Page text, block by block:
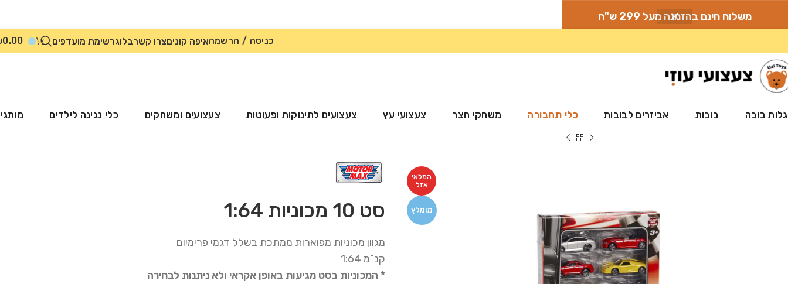
משלוח חינם בהזמנה מעל 299 ש"ח
כניסה / הרשמהאיפה קוניםצרו קשרבלוגרשימת מועדפים 0.00
בובה בובות אביזרים לבובות כלי תחבורה משחקי חצר צעצועי עץ צעצועים לתינוקות ופעוטות צעצועים ומשחקים כלי נגינה לילדים
המלאי
אזל
מומלץ סט 10 מכוניות 1:64
מגוון מכוניות מפוארות ממתכת בשלל דגמי פרימיום
קנ”מ 1:64
* המכוניות בסט מגיעות באופן אקראי ולא ניתנות לבחירה